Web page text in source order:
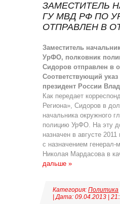
ЗАМЕСТИТЕЛЬ
ГУ МВД РФ ПО
ОТПРАВЛЕН В
Заместитель
УрФО, полковник
Сидоров отправлен в
Соответствующий указ
президент России
Как передает
Региона», Сидоров в
начальника окружного
полицию УрФО. На эту
назначен в августе
с назначением генерал-
Николая Мардасова в
дальше »
Категория: Политика
| Дата: 09.04.2013